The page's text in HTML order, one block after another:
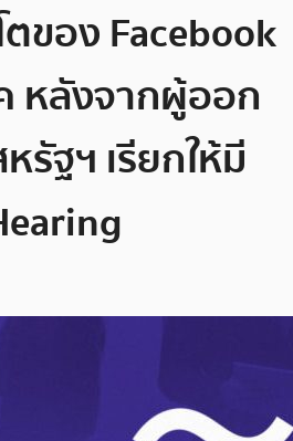
ของ Facebook
หลังจากผู้ออก
รัฐฯ เรียกให้มี